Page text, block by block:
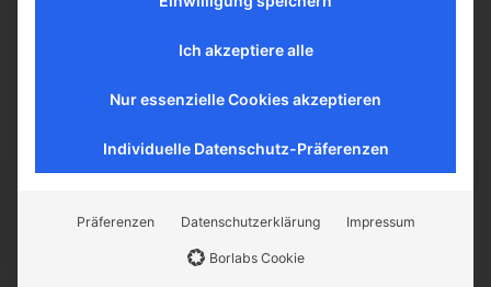
in der eigenen Sippschaft; laszive
CATHWALK.DE
Aufschluss darüber geben, wie unsere Besucher mit unserer
Externe Medien
akzeptiert werden, ist für den Zugriff auf diese Inhalte keine
manuelle Einwilligung mehr erforderlich.
Ich akzeptiere alle
Nur essenzielle Cookies akzeptieren
Individuelle Datenschutz-Präferenzen
Präferenzen Datenschutzerklärung Impressum
Borlabs Cookie